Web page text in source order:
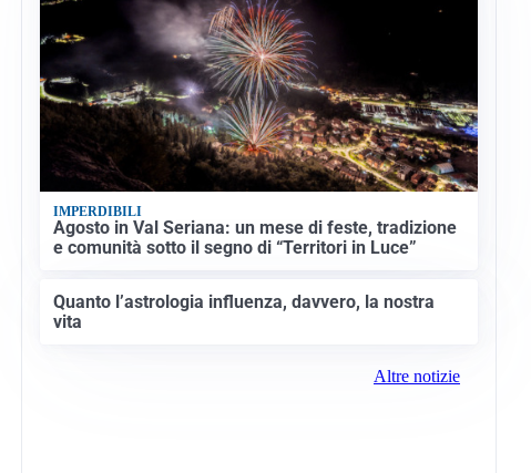
IMPERDIBILI
Agosto in Val Seriana: un mese di feste, tradizione
e comunità sotto il segno di “Territori in Luce”
Quanto l’astrologia influenza, davvero, la nostra
vita
Altre notizie